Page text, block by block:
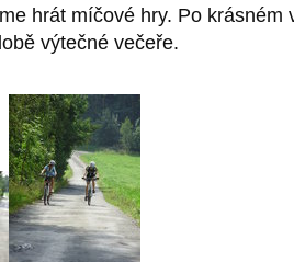
hrát míčové hry. Po krásném
výtečné večeře.